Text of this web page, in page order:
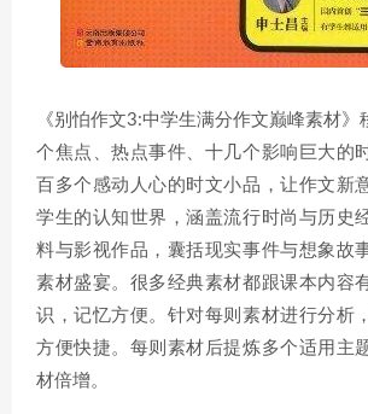
《别怕作文3:中学生满分作文巅峰素材
个焦点、热点事件、十几个影响巨大的
百多个感动人心的时文小品，让作文新
学生的认知世界，涵盖流行时尚与历史
料与影视作品，囊括现实事件与想象故
素材盛宴。很多经典素材都跟课本内容
识，记忆方便。针对每则素材进行分析
方便快捷。每则素材后提炼多个适用主
材倍增。